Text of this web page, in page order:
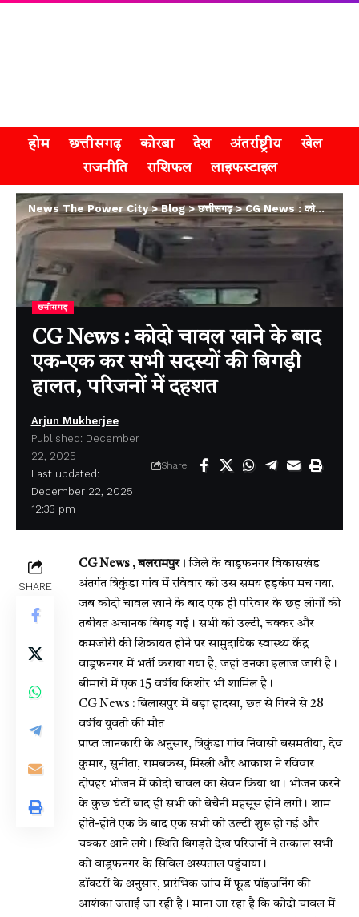
होम छत्तीसगढ़ कोरबा देश अंतर्राष्ट्रीय
खेल
राजनीति
राशिफल लाइफस्टाइल
News The Power City>Blog>छत्तीसगढ़>CG News : कोदो चावल खाने के बाद एक-एक कर सभी सदस्यों की बिगड़ी हालत, परिजनों में दहशत
छत्तीसगढ़
CG News : कोदो चावल खाने के बाद
एक-एक कर सभी सदस्यों की बिगड़ी
हालत, परिजनों में दहशत
Last updated:
December 22, 2025
12:33 pm
Arjun Mukherjee
Published: December
22, 2025
Share
SHARE
CG News , बलरामपुर। जिले के वाड्रफनगर विकासखंड
अंतर्गत त्रिकुंडा गांव में रविवार को उस समय हड़कंप मच गया,
जब कोदो चावल खाने के बाद एक ही परिवार के छह लोगों की
तबीयत अचानक बिगड़ गई। सभी को उल्टी, चक्कर और
कमजोरी की शिकायत होने पर सामुदायिक स्वास्थ्य केंद्र
वाड्रफनगर में भर्ती कराया गया है, जहां उनका इलाज जारी है।
बीमारों में एक 15 वर्षीय किशोर भी शामिल है।
CG News : बिलासपुर में बड़ा हादसा, छत से गिरने से 28
वर्षीय युवती की मौत
प्राप्त जानकारी के अनुसार, त्रिकुंडा गांव निवासी बसमतीया, देव
कुमार, सुनीता, रामबकस, मिस्त्री और आकाश ने रविवार
दोपहर भोजन में कोदो चावल का सेवन किया था। भोजन करने
के कुछ घंटों बाद ही सभी को बेचैनी महसूस होने लगी। शाम
होते-होते एक के बाद एक सभी को उल्टी शुरू हो गई और
चक्कर आने लगे। स्थिति बिगड़ते देख परिजनों ने तत्काल सभी
को वाड्रफनगर के सिविल अस्पताल पहुंचाया।
डॉक्टरों के अनुसार, प्रारंभिक जांच में फूड पॉइजनिंग की
आशंका जताई जा रही है। माना जा रहा है कि कोदो चावल में